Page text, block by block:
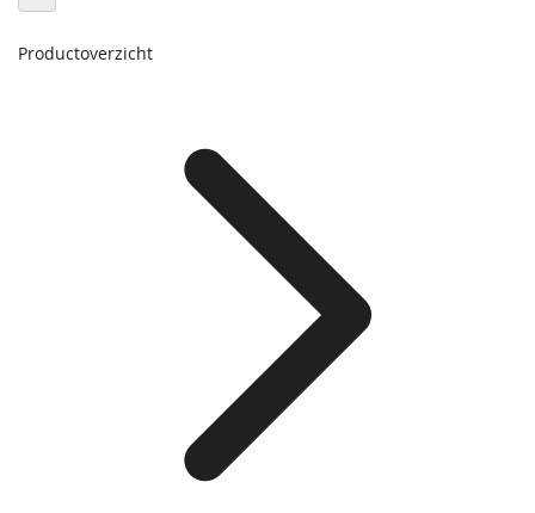
Productoverzicht